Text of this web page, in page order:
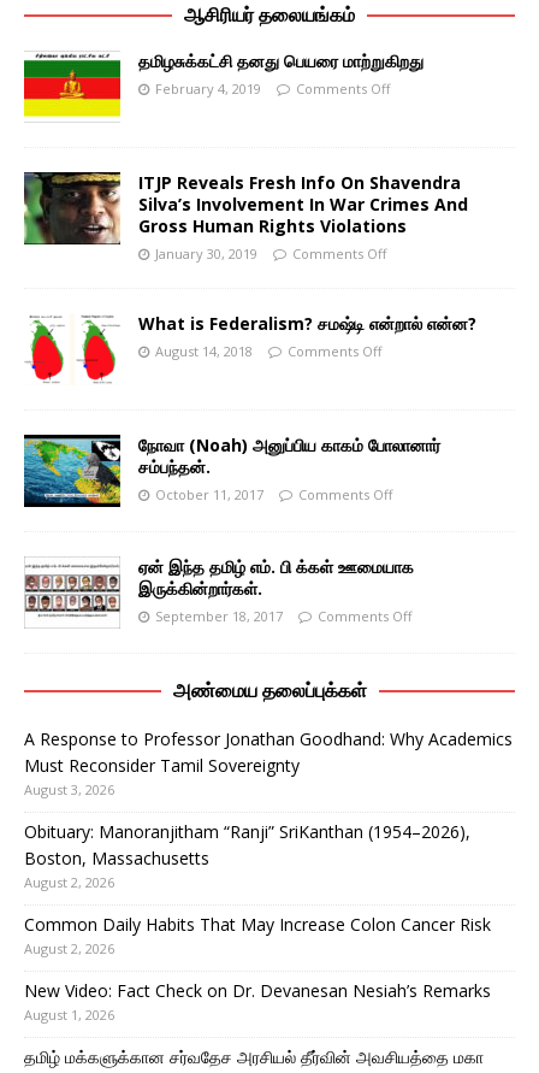
ஆசிரியர் தலையங்கம்
தமிழசுக்கட்சி தனது பெயரை மாற்றுகிறது
February 4, 2019 Comments Off
ITJP Reveals Fresh Info On Shavendra
Silva’s Involvement In War Crimes And
Gross Human Rights Violations
January 30, 2019 Comments Off
What is Federalism? சமஷ்டி என்றால் என்ன?
August 14, 2018 Comments Off
நோவா (Noah) அனுப்பிய காகம் போலானார்
சம்பந்தன்.
October 11, 2017 Comments Off
ஏன் இந்த தமிழ் எம். பி க்கள் ஊமையாக
இருக்கின்றார்கள்.
September 18, 2017 Comments Off
அண்மைய தலைப்புக்கள்
A Response to Professor Jonathan Goodhand: Why Academics
Must Reconsider Tamil Sovereignty
August 3, 2026
Obituary: Manoranjitham “Ranji” SriKanthan (1954–2026),
Boston, Massachusetts
August 2, 2026
Common Daily Habits That May Increase Colon Cancer Risk
August 2, 2026
New Video: Fact Check on Dr. Devanesan Nesiah’s Remarks
August 1, 2026
தமிழ் மக்களுக்கான சர்வதேச அரசியல் தீர்வின் அவசியத்தை மகா